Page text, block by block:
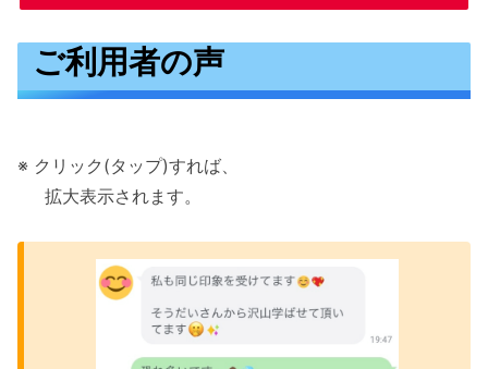
ご利用者の声
※ クリック(タップ)すれば、
拡大表示されます。